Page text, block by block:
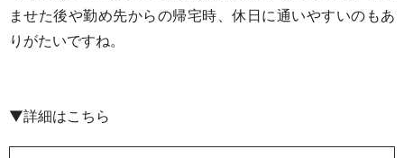
ませた後や勤め先からの帰宅時、休日に通いやすいのもあ
りがたいですね。
▼詳細はこちら